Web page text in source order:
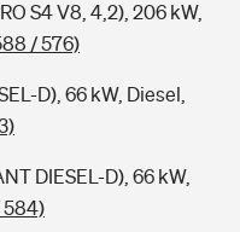
S4 V8, 4,2), 206 kW,
/ 576)
D), 66 kW, Diesel,
DIESEL-D), 66 kW,
584)